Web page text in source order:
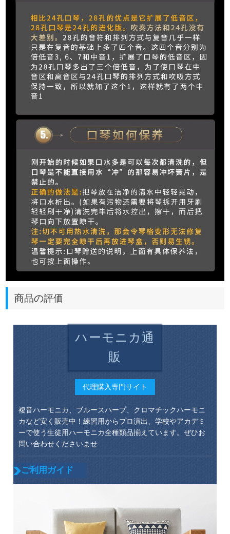
商品の評価
ハーモニカ通
販
代理購入専門サイト
複音ハーモニカ、ブルースハープ、クロマチックハーモニ
カなど安く販売中！練習用からプロ演出、学校やアカデミ
ーで使う生徒用ハーモニカ全種類品揃えています。ぜひお
問い合わせくださいませ
ご利用ガイド